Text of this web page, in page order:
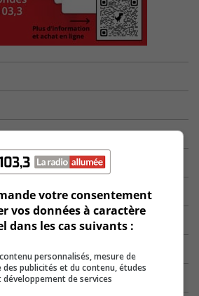
votre consentement
vos données à caractère
dans les cas suivants :
personnalisés, mesure de
publicités et du contenu, études
développement de services